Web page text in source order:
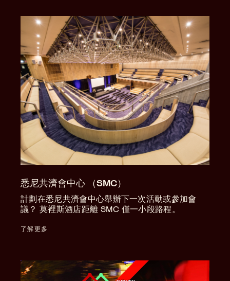
悉尼共濟會中心 （SMC）
計劃在悉尼共濟會中心舉辦下一次活動或參加會
議？ 莫裡斯酒店距離 SMC 僅一小段路程。
了解更多